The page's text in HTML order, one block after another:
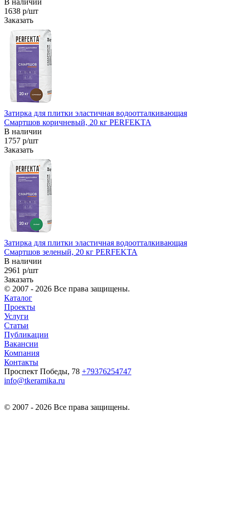
1638 р/шт
Заказать
Затирка для плитки эластичная водоотталкивающая
Смартшов коричневый, 20 кг PERFEKTA
В наличии
1757 р/шт
Заказать
Затирка для плитки эластичная водоотталкивающая
Смартшов зеленый, 20 кг PERFEKTA
В наличии
2961 р/шт
Заказать
© 2007 - 2026 Все права защищены.
Каталог
Проекты
Услуги
Статьи
Публикации
Вакансии
Компания
Контакты
Проспект Победы, 78 +79376254747
info@tkeramika.ru
© 2007 - 2026 Все права защищены.